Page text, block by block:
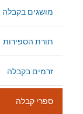
מושגים בקבלה
תורת הספירות
זרמים בקבלה
ספרי קבלה